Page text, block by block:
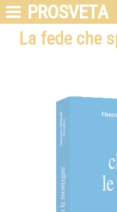
PROSVETA
La fede che